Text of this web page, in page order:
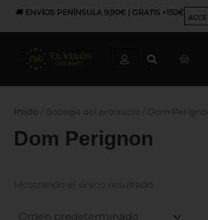
contenido
🚚 ENVÍOS PENÍNSULA 9,90€ | GRATIS +150€
CART
Inicio / Bodega del producto / Dom
Dom Perignon
Mostrando el único resultado